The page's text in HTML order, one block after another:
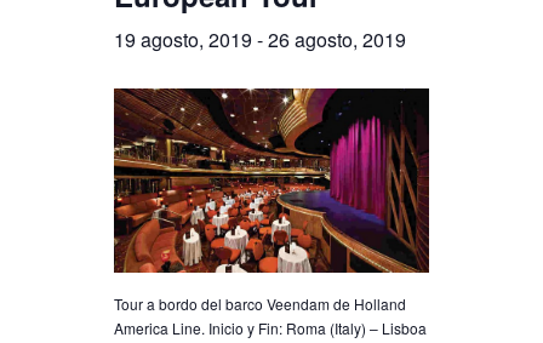
19 agosto, 2019 -26 agosto, 2019
Tour a bordo del barco Veendam de Holland
America Line. Inicio y Fin: Roma (Italy) – Lisboa